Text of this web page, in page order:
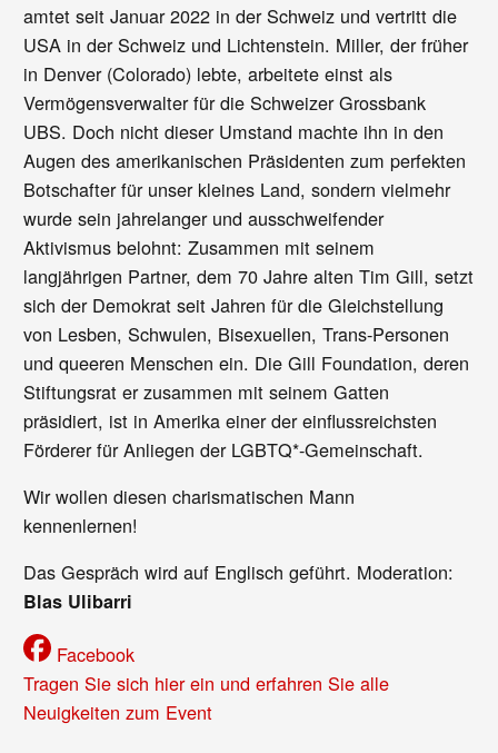
amtet seit Januar 2022 in der Schweiz und vertritt die
USA in der Schweiz und Lichtenstein. Miller, der früher
in Denver (Colorado) lebte, arbeitete einst als
Vermögensverwalter für die Schweizer Grossbank
UBS. Doch nicht dieser Umstand machte ihn in den
Augen des amerikanischen Präsidenten zum perfekten
Botschafter für unser kleines Land, sondern vielmehr
wurde sein jahrelanger und ausschweifender
Aktivismus belohnt: Zusammen mit seinem
langjährigen Partner, dem 70 Jahre alten Tim Gill, setzt
sich der Demokrat seit Jahren für die Gleichstellung
von Lesben, Schwulen, Bisexuellen, Trans-Personen
und queeren Menschen ein. Die Gill Foundation, deren
Stiftungsrat er zusammen mit seinem Gatten
präsidiert, ist in Amerika einer der einflussreichsten
Förderer für Anliegen der LGBTQ*-Gemeinschaft.
Wir wollen diesen charismatischen Mann
kennenlernen!
Das Gespräch wird auf Englisch geführt. Moderation:
Blas Ulibarri
Facebook
Tragen Sie sich hier ein und erfahren Sie alle
Neuigkeiten zum Event